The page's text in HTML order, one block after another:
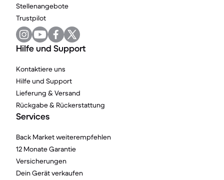
Stellenangebote
Trustpilot
Hilfe und Support
Kontaktiere uns
Hilfe und Support
Lieferung & Versand
Rückgabe & Rückerstattung
Services
Back Market weiterempfehlen
12 Monate Garantie
Versicherungen
Dein Gerät verkaufen